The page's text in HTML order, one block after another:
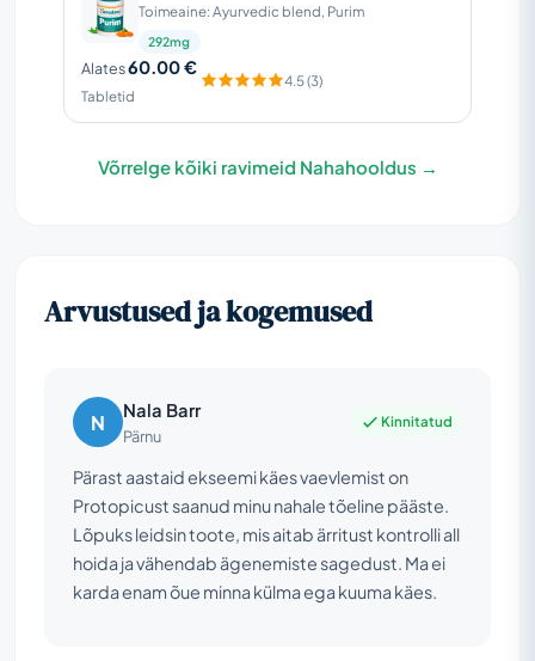
Toimeaine: Ayurvedic blend, Purim
292mg
Alates60.00 €
Tabletid
4.5 (3)
Võrrelge kõiki ravimeid Nahahooldus →
Arvustused ja kogemused
N Nala Barr
Pärnu
Kinnitatud
Pärast aastaid ekseemi käes vaevlemist on
Protopicust saanud minu nahale tõeline pääste.
Lõpuks leidsin toote, mis aitab ärritust kontrolli all
hoida ja vähendab ägenemiste sagedust. Ma ei
karda enam õue minna külma ega kuuma käes.